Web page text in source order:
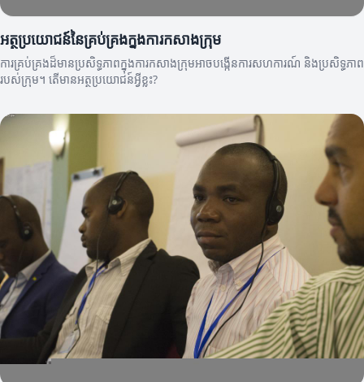
អត្ថប្រយោជន៍នៃគ្រប់គ្រងក្នុងការកសាងក្រុម
ការគ្រប់គ្រងដ៏មានប្រសិទ្ធភាពក្នុងការកសាងក្រុមអាចបង្កើនការសហការណ៍ និងប្រសិទ្ធភាព
របស់ក្រុម។ តើមានអត្ថប្រយោជន៍អ្វីខ្លះ?